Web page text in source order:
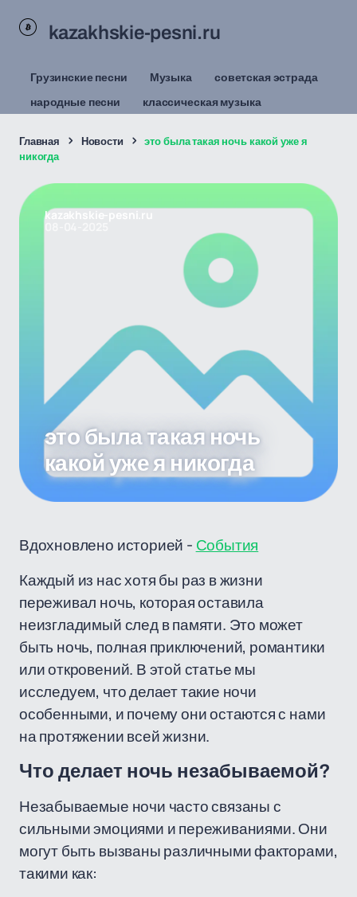
kazakhskie-pesni.ru
Грузинские песни Музыка
советская эстрада
народные песни
классическая музыка
Главная Новости
это была такая ночь какой уже я
никогда
kazakhskie-pesni.ru
это была такая ночь
какой уже я никогда
Вдохновлено историей - События
Каждый из нас хотя бы раз в жизни
переживал ночь, которая оставила
неизгладимый след в памяти. Это может
быть ночь, полная приключений, романтики
или откровений. В этой статье мы
исследуем, что делает такие ночи
особенными, и почему они остаются с нами
на протяжении всей жизни.
Что делает ночь незабываемой?
Незабываемые ночи часто связаны с
сильными эмоциями и переживаниями. Они
могут быть вызваны различными факторами,
такими как: